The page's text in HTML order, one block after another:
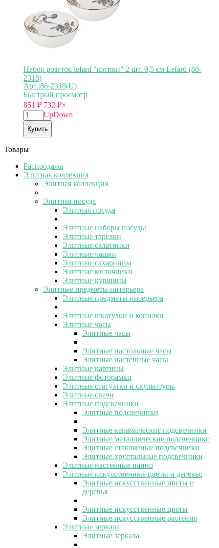
Набор розеток lefard "котики" 2 шт. 9,5 см Lefard (86-
2318)
Арт.:86-2318(U)
Быстрый просмотр
851 ₽ 732 ₽×
UpDown
Купить
Товары
Распродажа
Элитная коллекция
Элитная коллекция
Элитная посуда
Элитная посуда
Элитные наборы посуды
Элитные тарелки
Элитные салатники
Элитные чашки
Элитные сахарницы
Элитные молочники
Элитные кувшины
Элитные предметы интерьера
Элитные предметы интерьера
Элитные шкатулки и копилки
Элитные часы
Элитные часы
Элитные настольные часы
Элитные настенные часы
Элитные картины
Элитные фоторамки
Элитные статуэтки и скульптуры
Элитные свечи
Элитные подсвечники
Элитные подсвечники
Элитные керамические подсвечники
Элитные металлические подсвечники
Элитные стеклянные подсвечники
Элитные хрустальные подсвечники
Элитные настенные панно
Элитные искусственные цветы и деревья
Элитные искусственные цветы и
деревья
Элитные искусственные цветы
Элитные искусственные растения
Элитные зеркала
Элитные зеркала